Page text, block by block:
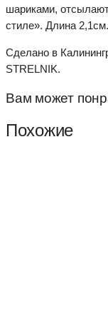
шариками,
стиле». Длина 2,1см.
Сделано в
STRELNIK.
Вам может
Похожие